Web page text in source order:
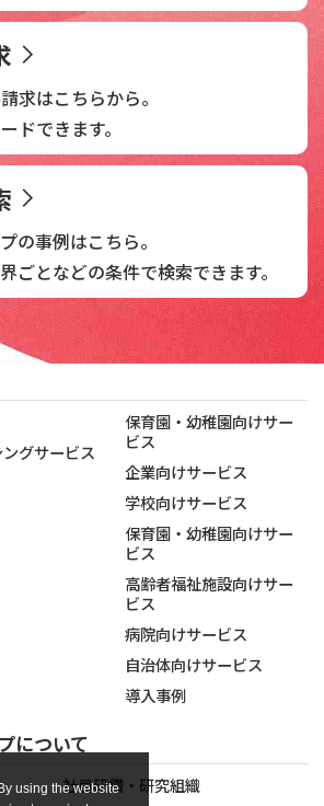
using the website
求はこちらから。
ドできます。
の事例はこちら。
ごとなどの条件で検索できます。
グサービス
保育園・幼稚園向けサー
ビス
企業向けサービス
学校向けサービス
保育園・幼稚園向けサー
ビス
高齢者福祉施設向けサー
ビス
病院向けサービス
自治体向けサービス
導入事例
について
社員研鑽・研究組織